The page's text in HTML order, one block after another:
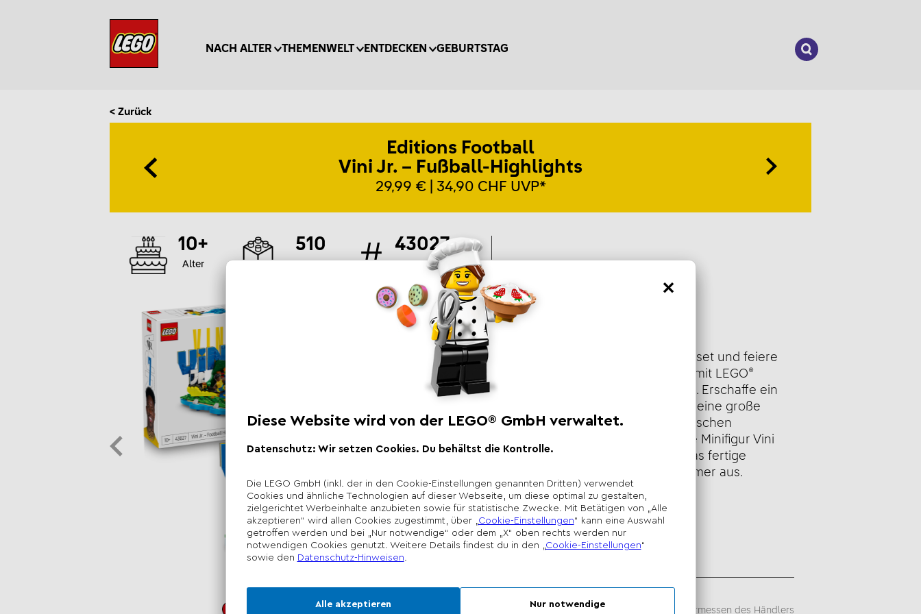
NACH ALTER THEMENWELT ENTDECKEN GEBURTSTAG
Suchen
< Zurück
Editions Football
Vini Jr. – Fußball-Highlights
29,99 € | 34,90 CHF UVP*
10+
Alter
510 43027
Artikel
Freu dich auf ein fantastisches Bauset und feiere
einen deiner liebsten Fußballstars mit LEGO®
Editions Vini Jr. – Fußball-Highlights. Erschaffe ein
cooles Modell zum Ausstellen, das eine große
Nummer 7, die Farben der brasilianischen
Fußballnationalmannschaft und die Minifigur Vini
Jr. beim Torschuss darstellt. Stell das fertige
Sammlerstück dann in deinem Zimmer aus.
Die Preisgestaltung liegt im alleinigen Ermessen des Händlers